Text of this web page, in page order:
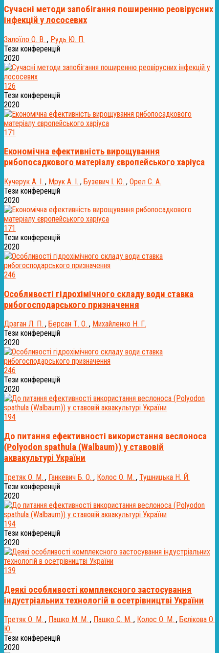
Сучасні методи запобігання поширенню реовірусних
інфекцій у лососевих
Залоїло О. В. , Рудь Ю. П.
Тези конференцій
2020
126
Тези конференцій
2020
171
Економічна ефективність вирощування
рибопосадкового матеріалу європейського харіуса
Кучерук А. І. , Мрук А. І. , Бузевич І. Ю. , Орел С. А.
Тези конференцій
2020
171
Тези конференцій
2020
246
Особливості гідрохімічного складу води ставка
рибогосподарського призначення
Драган Л. П. , Берсан Т. О. , Михайленко Н. Г.
Тези конференцій
2020
246
Тези конференцій
2020
194
До питання ефективності використання веслоноса
(Polyodon spathula (Walbaum)) у ставовій
аквакультурі України
Третяк О. М. , Ганкевич Б. О. , Колос О. М. , Тушницька Н. Й.
Тези конференцій
2020
194
Тези конференцій
2020
139
Деякі особливості комплексного застосування
індустріальних технологій в осетрівництві України
Третяк О. М. , Пашко М. М. , Пашко С. М. , Колос О. М. , Бєлікова О.
Ю.
Тези конференцій
2020